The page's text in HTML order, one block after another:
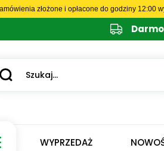
złożone i opłacone do godziny
WYPRZEDAŻ